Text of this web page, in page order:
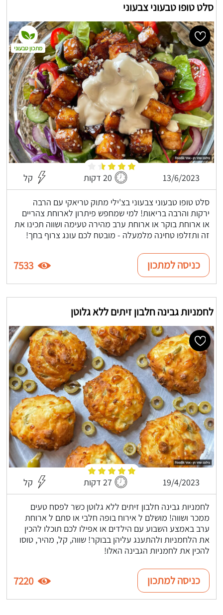
סלט טופו טבעוני צבעוני
13/6/2023 20 דקות קל
סלט טופו טבעוני צבעוני בצ'ילי מתוק טריאקי עם הרבה
ירקות והרבה בריאות! למי שמחפש פיתרון לארוחת צהריים
או ארוחת בוקר או ארוחת ערב מהירה טעימה ושווה תכינו את
זה ותזלפו טחינה מלמעלה - מובטח לכם עונג צרוף בחך!
מתכון טבעוני
כניסה למתכון 7533
לחמניות גבינה חלבון זיתים ללא גלוטן
19/4/2023 27 דקות קל
לחמניות גבינה חלבון זיתים ללא גלוטן כשר לפסח טעים
ממכר ושווה! מושלם ל אירוח בופה חלבי או סתם ל ארוחת
ערב באמצע השבוע עם הילדים או אפילו לכם תוכלו להכין
את הלחמניות ולהתענג עליהן בבוקר! שווה, קל, מהיר, טוסו
להכין את לחמניות הגבינה האלו!
כניסה למתכון 7220